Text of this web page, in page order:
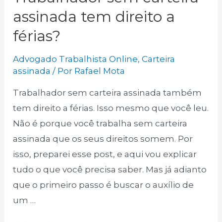
assinada tem direito a
férias?
Advogado Trabalhista Online,Carteira
assinada / Por Rafael Mota
Trabalhador sem carteira assinada também
tem direito a férias. Isso mesmo que você leu.
Não é porque você trabalha sem carteira
assinada que os seus direitos somem. Por
isso, preparei esse post, e aqui vou explicar
tudo o que você precisa saber. Mas já adianto
que o primeiro passo é buscar o auxílio de
um …